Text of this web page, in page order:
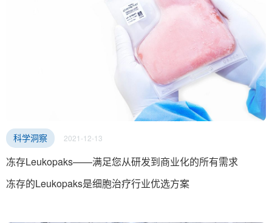
科学洞察 2021-12-13
冻存Leukopaks——满足您从研发到商业化的所有需求
冻存的Leukopaks是细胞治疗行业优选方案